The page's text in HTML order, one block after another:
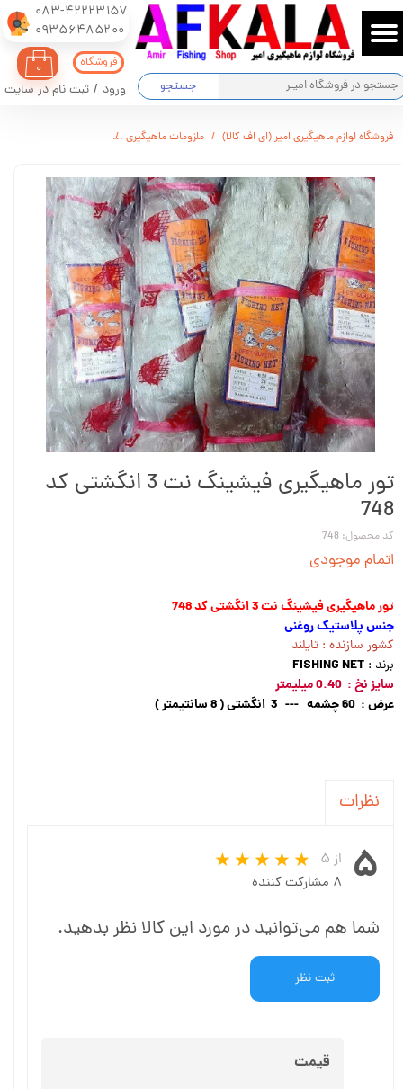
083-42223157
​​​​​​​09356485200
جستجو
۰
ورود / ثبت نام در سایت
حساب کاربری من
تغییر گذر واژه
فروشگاه
فروشگاه لوازم ماهیگیری امیر (ای اف کالا) ملزومات ماهیگیری
تور ماهیگیری فیشینگ نت 3 انگشتی کد
748
کد محصول: 748
اتمام موجودی
تور ماهیگیری فیشینگ نت 3 انگشتی کد 748
جنس پلاستیک روغنی
کشور سازنده : تایلند
برند : FISHING NET
سایز نخ : 0.40 میلیمتر
عرض : 60 چشمه --- 3 انگشتی ( 8 سانتیمتر )
نظرات
۵ از ۵
۸ مشارکت کننده
شما هم می‌توانید در مورد این کالا نظر بدهید.
ثبت نظر
قیمت